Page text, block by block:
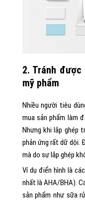
2. Tránh
mỹ phẩm
Nhiều người tiêu
mua sản phẩm làm
Nhưng khi lắp ghép
phản ứng rất dữ dội.
mà do sự lắp ghép
Ví dụ điển hình là
nhất là AHA/BHA).
sản phẩm như sữa